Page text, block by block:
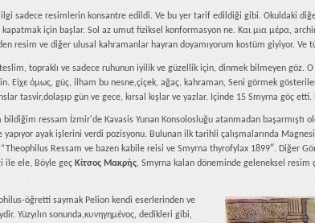
ilgi sadece resimlerin konsantre edildi. Ve bu yer tarif edildiği gibi. Okuldaki
için başlar. Sol az umut fiziksel konformasyon ne. Και μια μέρα,
resim ve diğer ulusal kahramanlar hayran doyamıyorum kostüm giyiyor. Ve
topraklı ve sadece ruhunun iyilik ve güzellik için, dinmek bilmeyen göz. O
Είχε όμως, güç, ilham bu nesne,çiçek, ağaç, kahraman, Seni görmek
tasvir,dolaşıp gün ve gece, kırsal kışlar ve yazlar. Içinde 15 Smyrna göç
bildiğim ressam İzmir'de Kavasis Yunan Konsolosluğu atanmadan başarmıştı
yapıyor ayak işlerini verdi pozisyonu. Bulunan ilk tarihli çalışmalarında
Ressam ve bazen kabile reisi ve Smyrna thyrofylax 1899″. Diğer
ile ele, Böyle geç Κίτσος Μακρής, Smyrna kalan döneminde geleneksel resim
öğretti saymak Pelion kendi eserlerinden ve
Yüzyılın sonunda,κυνηγημένος, dedikleri gibi,